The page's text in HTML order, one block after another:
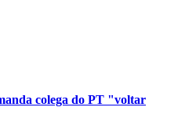
colega do PT "voltar